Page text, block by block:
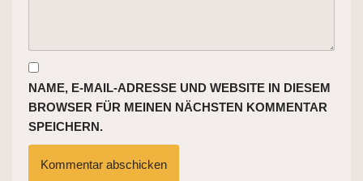
NAME, E-MAIL-ADRESSE UND WEBSITE IN DIESEM
BROWSER FÜR MEINEN NÄCHSTEN KOMMENTAR
SPEICHERN.